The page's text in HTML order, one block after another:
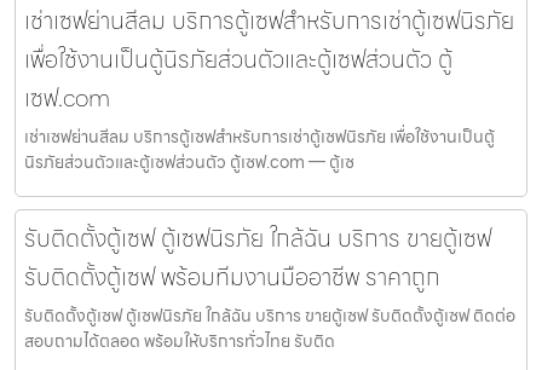
เช่าเซฟย่านสีลม บริการตู้เซฟสำหรับการเช่าตู้เซฟนิรภัย
เพื่อใช้งานเป็นตู้นิรภัยส่วนตัวและตู้เซฟส่วนตัว ตู้
เซฟ.com
เช่าเซฟย่านสีลม บริการตู้เซฟสำหรับการเช่าตู้เซฟนิรภัย เพื่อใช้งานเป็นตู้
นิรภัยส่วนตัวและตู้เซฟส่วนตัว ตู้เซฟ.com — ตู้เซ
รับติดตั้งตู้เซฟ ตู้เซฟนิรภัย ใกล้ฉัน บริการ ขายตู้เซฟ
รับติดตั้งตู้เซฟ พร้อมทีมงานมืออาชีพ ราคาถูก
รับติดตั้งตู้เซฟ ตู้เซฟนิรภัย ใกล้ฉัน บริการ ขายตู้เซฟ รับติดตั้งตู้เซฟ ติดต่อ
สอบถามได้ตลอด พร้อมให้บริการทั่วไทย รับติด